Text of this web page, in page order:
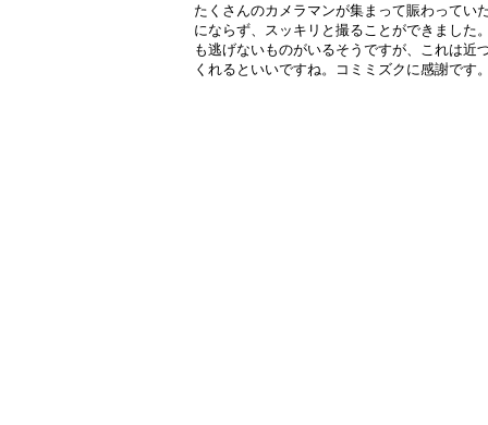
たくさんのカメラマンが集まって賑わってい
にならず、スッキリと撮ることができました
も逃げないものがいるそうですが、これは近
くれるといいです